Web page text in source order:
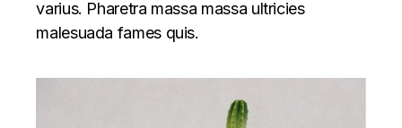
varius. Pharetra massa massa ultricies
malesuada fames quis.